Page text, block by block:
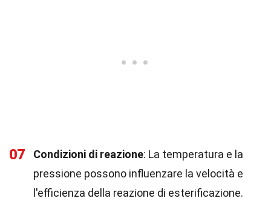
07 Condizioni di reazione: La temperatura e la
pressione possono influenzare la velocità e
l'efficienza della reazione di esterificazione.